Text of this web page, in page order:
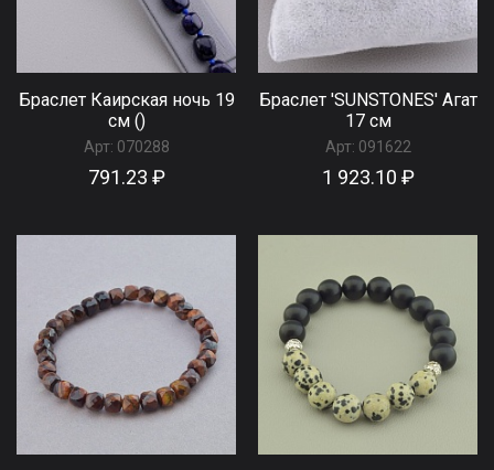
Браслет Каирская ночь 19
см ()
Арт: 070288
791.23 ₽
Браслет 'SUNSTONES' Агат
17 см
Арт: 091622
1 923.10 ₽